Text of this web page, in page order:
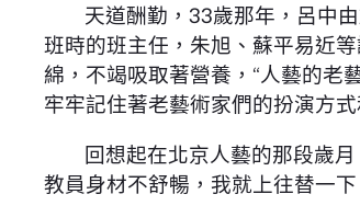
天道酬勤，33歲那年，呂中
班時的班主任，朱旭、蘇平易近
綿，不竭吸取著營養，“人藝的老
牢牢記住著老藝術家們的扮演方
回想起在北京人藝的那段歲
教員身材不舒暢，我就上往替一